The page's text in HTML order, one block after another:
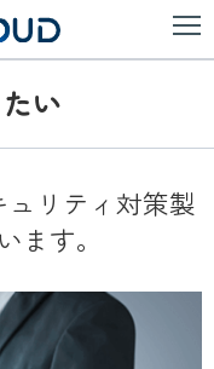
い
リティ対策製
ます。